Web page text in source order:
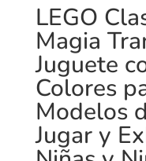
LEGO
Magia
Juguete
Colores
Modelos
Jugar y